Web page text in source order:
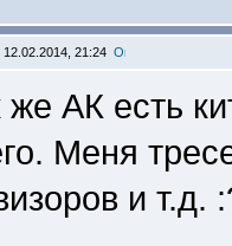
21:24
же АК есть
Меня
и т.д.